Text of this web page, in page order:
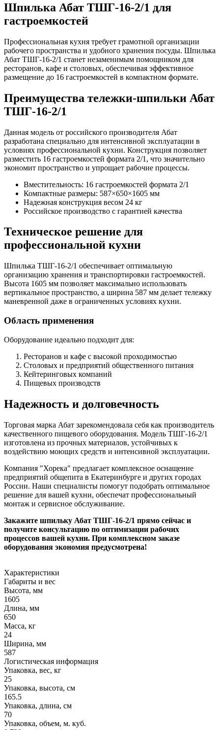
Шпилька Абат ТШГ-16-2/1 для
гастроемкостей
Профессиональная кухня требует грамотной организации
рабочего пространства и удобного хранения посуды. Шпилька
Абат ТШГ-16-2/1 станет незаменимым помощником для
ресторанов, кафе и столовых, обеспечивая эффективное
размещение до 16 гастроемкостей в компактном формате.
Преимущества тележки-шпильки Абат
ТШГ-16-2/1
Данная модель от российского производителя Абат
разработана специально для интенсивной эксплуатации в
условиях профессиональной кухни. Конструкция позволяет
разместить 16 гастроемкостей формата 2/1, что значительно
экономит пространство и упрощает рабочие процессы.
Вместительность: 16 гастроемкостей формата 2/1
Компактные размеры: 587×650×1605 мм
Надежная конструкция весом 24 кг
Российское производство с гарантией качества
Техническое решение для
профессиональной кухни
Шпилька ТШГ-16-2/1 обеспечивает оптимальную
организацию хранения и транспортировки гастроемкостей.
Высота 1605 мм позволяет максимально использовать
вертикальное пространство, а ширина 587 мм делает тележку
маневренной даже в ограниченных условиях кухни.
Область применения
Оборудование идеально подходит для:
Ресторанов и кафе с высокой проходимостью
Столовых и предприятий общественного питания
Кейтеринговых компаний
Пищевых производств
Надежность и долговечность
Торговая марка Абат зарекомендовала себя как производитель
качественного пищевого оборудования. Модель ТШГ-16-2/1
изготовлена из прочных материалов, устойчивых к
воздействию моющих средств и интенсивной эксплуатации.
Компания "Хорека" предлагает комплексное оснащение
предприятий общепита в Екатеринбурге и других городах
России. Наши специалисты помогут подобрать оптимальное
решение для вашей кухни, обеспечат профессиональный
монтаж и сервисное обслуживание.
Закажите шпильку Абат ТШГ-16-2/1 прямо сейчас и
получите консультацию по оптимизации рабочих
процессов вашей кухни. При комплексном заказе
оборудования экономия предусмотрена!
Характеристики
Габариты и вес
Высота, мм
1605
Длина, мм
650
Масса, кг
24
Ширина, мм
587
Логистическая информация
Упаковка, вес, кг
25
Упаковка, высота, см
165.5
Упаковка, длина, см
70
Упаковка, объем, м. куб.